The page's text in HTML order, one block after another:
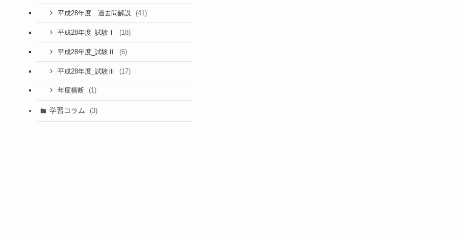
平成28年度 過去問解説 (41)
平成28年度_試験Ⅰ (18)
平成28年度_試験Ⅱ (6)
平成28年度_試験Ⅲ (17)
年度横断 (1)
学習コラム (3)